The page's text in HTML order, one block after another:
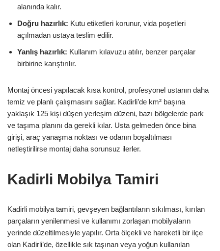
alanında kalır.
Doğru hazırlık: Kutu etiketleri korunur, vida poşetleri
açılmadan ustaya teslim edilir.
Yanlış hazırlık: Kullanım kılavuzu atılır, benzer parçalar
birbirine karıştırılır.
Montaj öncesi yapılacak kısa kontrol, profesyonel ustanın daha
temiz ve planlı çalışmasını sağlar. Kadirli’de km² başına
yaklaşık 125 kişi düşen yerleşim düzeni, bazı bölgelerde park
ve taşıma planını da gerekli kılar. Usta gelmeden önce bina
girişi, araç yanaşma noktası ve odanın boşaltılması
netleştirilirse montaj daha sorunsuz ilerler.
Kadirli Mobilya Tamiri
Kadirli mobilya tamiri, gevşeyen bağlantıların sıkılması, kırılan
parçaların yenilenmesi ve kullanımı zorlaşan mobilyaların
yerinde düzeltilmesiyle yapılır. Orta ölçekli ve hareketli bir ilçe
olan Kadirli’de, özellikle sık taşınan veya yoğun kullanılan